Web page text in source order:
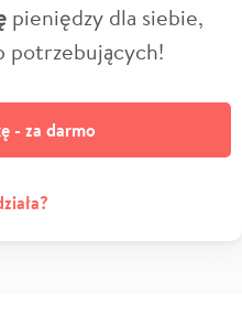
pieniędzy dla siebie,
potrzebujących!
- za darmo